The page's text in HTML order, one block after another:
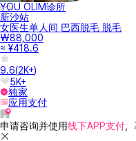
YOU OLIM诊所
新沙站
女医生单人间 巴西脱毛 脱毛
₩88,000
≈ ¥418.6
9.6(2K+)
5K+
独家
应用支付
申请咨询并使用线下APP支付